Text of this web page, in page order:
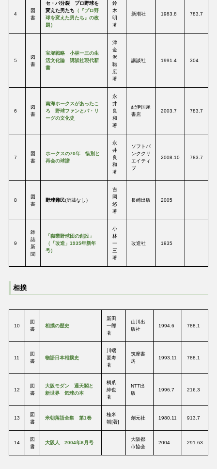
4
図
書
セ・パ分裂 プロ野球を
変えた男たち （『プロ野
球を変えた男たち』の改
題）
鈴
木
明
著
新潮社 1983.8 783.7
5
図
書
宝塚戦略 小林一三の生
活文化論 講談社現代新
書
津
金
沢
聡
広
著
講談社 1991.4 304
6
図
書
南海ホークスがあったこ
ろ 野球ファンとパ・リ
ーグの文化史
永
井
良
和
著
紀伊国屋
書店
2003.7 783.7
7
図
書
ホークスの70年 惜別と
再会の球譜
永
井
良
和
著
ソフトバ
ンククリ
エイティ
ブ
2008.10 783.7
8
図
書
野球難民(所蔵なし）
吉
岡
悠
著
長崎出版 2005
9
雑
誌
新
聞
「職業野球団の創設」
（「改造」1935年新年
号）
小
林
一
三
著
改造社 1935
相撲
10
図
書
相撲の歴史
新田
一郎
著
山川出
版社
1994.6 788.1
11
図
書
物語日本相撲史
川端
要寿
著
筑摩書
房
1993.11 788.1
12
図
書
大阪モダン 通天閣と
新世界 気球の本
橋爪
紳也
著
NTT出
版
1996.7 216.3
13
図
書
米朝落語全集 第1巻
桂米
朝[著]
創元社 1980.11 913.7
14
図
書
大阪人 2004年6月号
大阪都
市協会
2004 291.63